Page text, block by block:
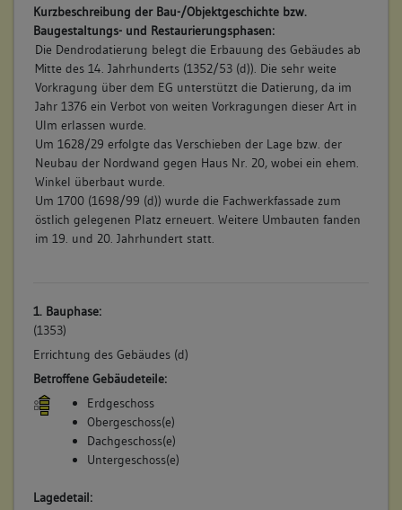
Kurzbeschreibung der Bau-/Objektgeschichte bzw.
Baugestaltungs- und Restaurierungsphasen:
Die Dendrodatierung belegt die Erbauung des Gebäudes ab
Mitte des 14. Jahrhunderts (1352/53 (d)). Die sehr weite
Vorkragung über dem EG unterstützt die Datierung, da im
Jahr 1376 ein Verbot von weiten Vorkragungen dieser Art in
Ulm erlassen wurde.
Um 1628/29 erfolgte das Verschieben der Lage bzw. der
Neubau der Nordwand gegen Haus Nr. 20, wobei ein ehem.
Winkel überbaut wurde.
Um 1700 (1698/99 (d)) wurde die Fachwerkfassade zum
östlich gelegenen Platz erneuert. Weitere Umbauten fanden
im 19. und 20. Jahrhundert statt.
1. Bauphase:
(1353)
Errichtung des Gebäudes (d)
Betroffene Gebäudeteile:
Erdgeschoss
Obergeschoss(e)
Dachgeschoss(e)
Untergeschoss(e)
Lagedetail: